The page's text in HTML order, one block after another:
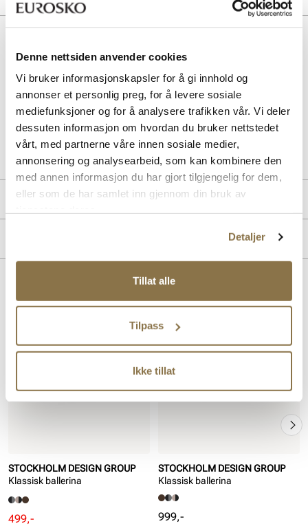
Denne nettsiden anvender cookies
Vi bruker informasjonskapsler for å gi innhold og
annonser et personlig preg, for å levere sosiale
mediefunksjoner og for å analysere trafikken vår. Vi deler
dessuten informasjon om hvordan du bruker nettstedet
vårt, med partnerne våre innen sosiale medier,
annonsering og analysearbeid, som kan kombinere den
med annen informasjon du har gjort tilgjengelig for dem,
eller som de har samlet inn gjennom din bruk av
Detaljer
Tillat alle
Tilpass
Ikke tillat
Interlace ballerina fra Stockholm Design Group med et moderne og
firkantet tåparti. Ballerina sko med myke premium skinnmaterialer
både innvendig og utvendig, som sammen med en komfortabel og
fleksibel såle sørger for topp komfort hele dagen.
Art. nr
31163005
26V1134
Produktdetaljer
Såle:Gummi
STOCKHOLM DESIGN GROUP
Klassisk ballerina
Rabattert
499,-
Ordinær
STOCKHOLM DESIGN GROUP
Klassisk ballerina
Pris
999,-